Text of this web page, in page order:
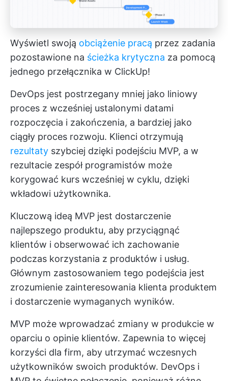
Wyświetl swoją obciążenie pracą przez zadania
pozostawione na ścieżka krytyczna za pomocą
jednego przełącznika w ClickUp!
DevOps jest postrzegany mniej jako liniowy
proces z wcześniej ustalonymi datami
rozpoczęcia i zakończenia, a bardziej jako
ciągły proces rozwoju. Klienci otrzymują
rezultaty szybciej dzięki podejściu MVP, a w
rezultacie zespół programistów może
korygować kurs wcześniej w cyklu, dzięki
wkładowi użytkownika.
Kluczową ideą MVP jest dostarczenie
najlepszego produktu, aby przyciągnąć
klientów i obserwować ich zachowanie
podczas korzystania z produktów i usług.
Głównym zastosowaniem tego podejścia jest
zrozumienie zainteresowania klienta produktem
i dostarczenie wymaganych wyników.
MVP może wprowadzać zmiany w produkcie w
oparciu o opinie klientów. Zapewnia to więcej
korzyści dla firm, aby utrzymać wczesnych
użytkowników swoich produktów. DevOps i